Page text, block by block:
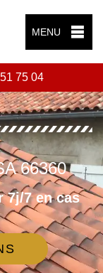
MENU
75 04
66360
7j/7 en cas